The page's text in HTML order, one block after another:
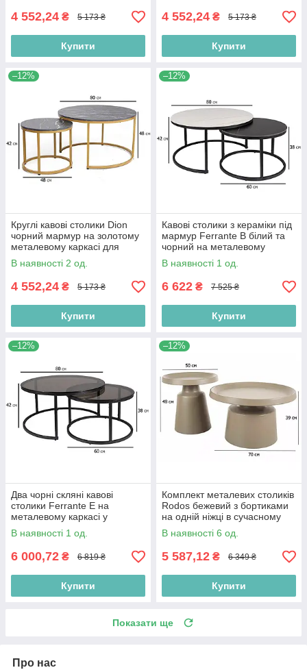
4 552,24 ₴ 5 173 ₴
Купити
4 552,24 ₴ 5 173 ₴
Купити
–12%
Круглі кавові столики Dion
чорний мармур на золотому
металевому каркасі для
вітальні
В наявності 2 од.
4 552,24 ₴ 5 173 ₴
Купити
–12%
Кавові столики з кераміки під
мармур Ferrante B білий та
чорний на металевому
каркасі у вітальню
В наявності 1 од.
6 622 ₴ 7 525 ₴
Купити
–12%
Два чорні скляні кавові
столики Ferrante E на
металевому каркасі у
вітальню
В наявності 1 од.
6 000,72 ₴ 6 819 ₴
Купити
–12%
Комплект металевих столиків
Rodos бежевий з бортиками
на одній ніжці в сучасному
стилі
В наявності 6 од.
5 587,12 ₴ 6 349 ₴
Купити
Показати ще
Про нас